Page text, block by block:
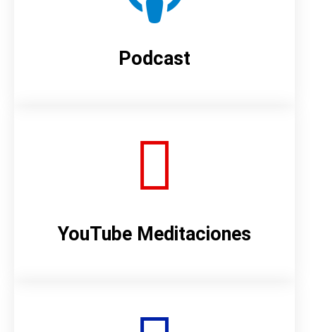
Podcast
YouTube Meditaciones